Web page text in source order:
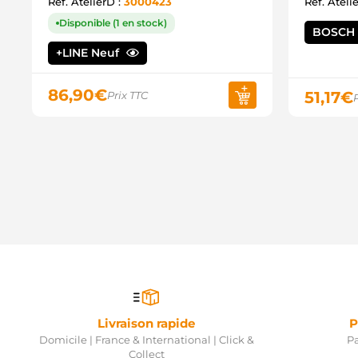
Disponible (1 en stock)
+LINE Neuf
86,90€Prix TTC 51,17€
Livraison rapide
Domicile | France & International | Click &
Collect